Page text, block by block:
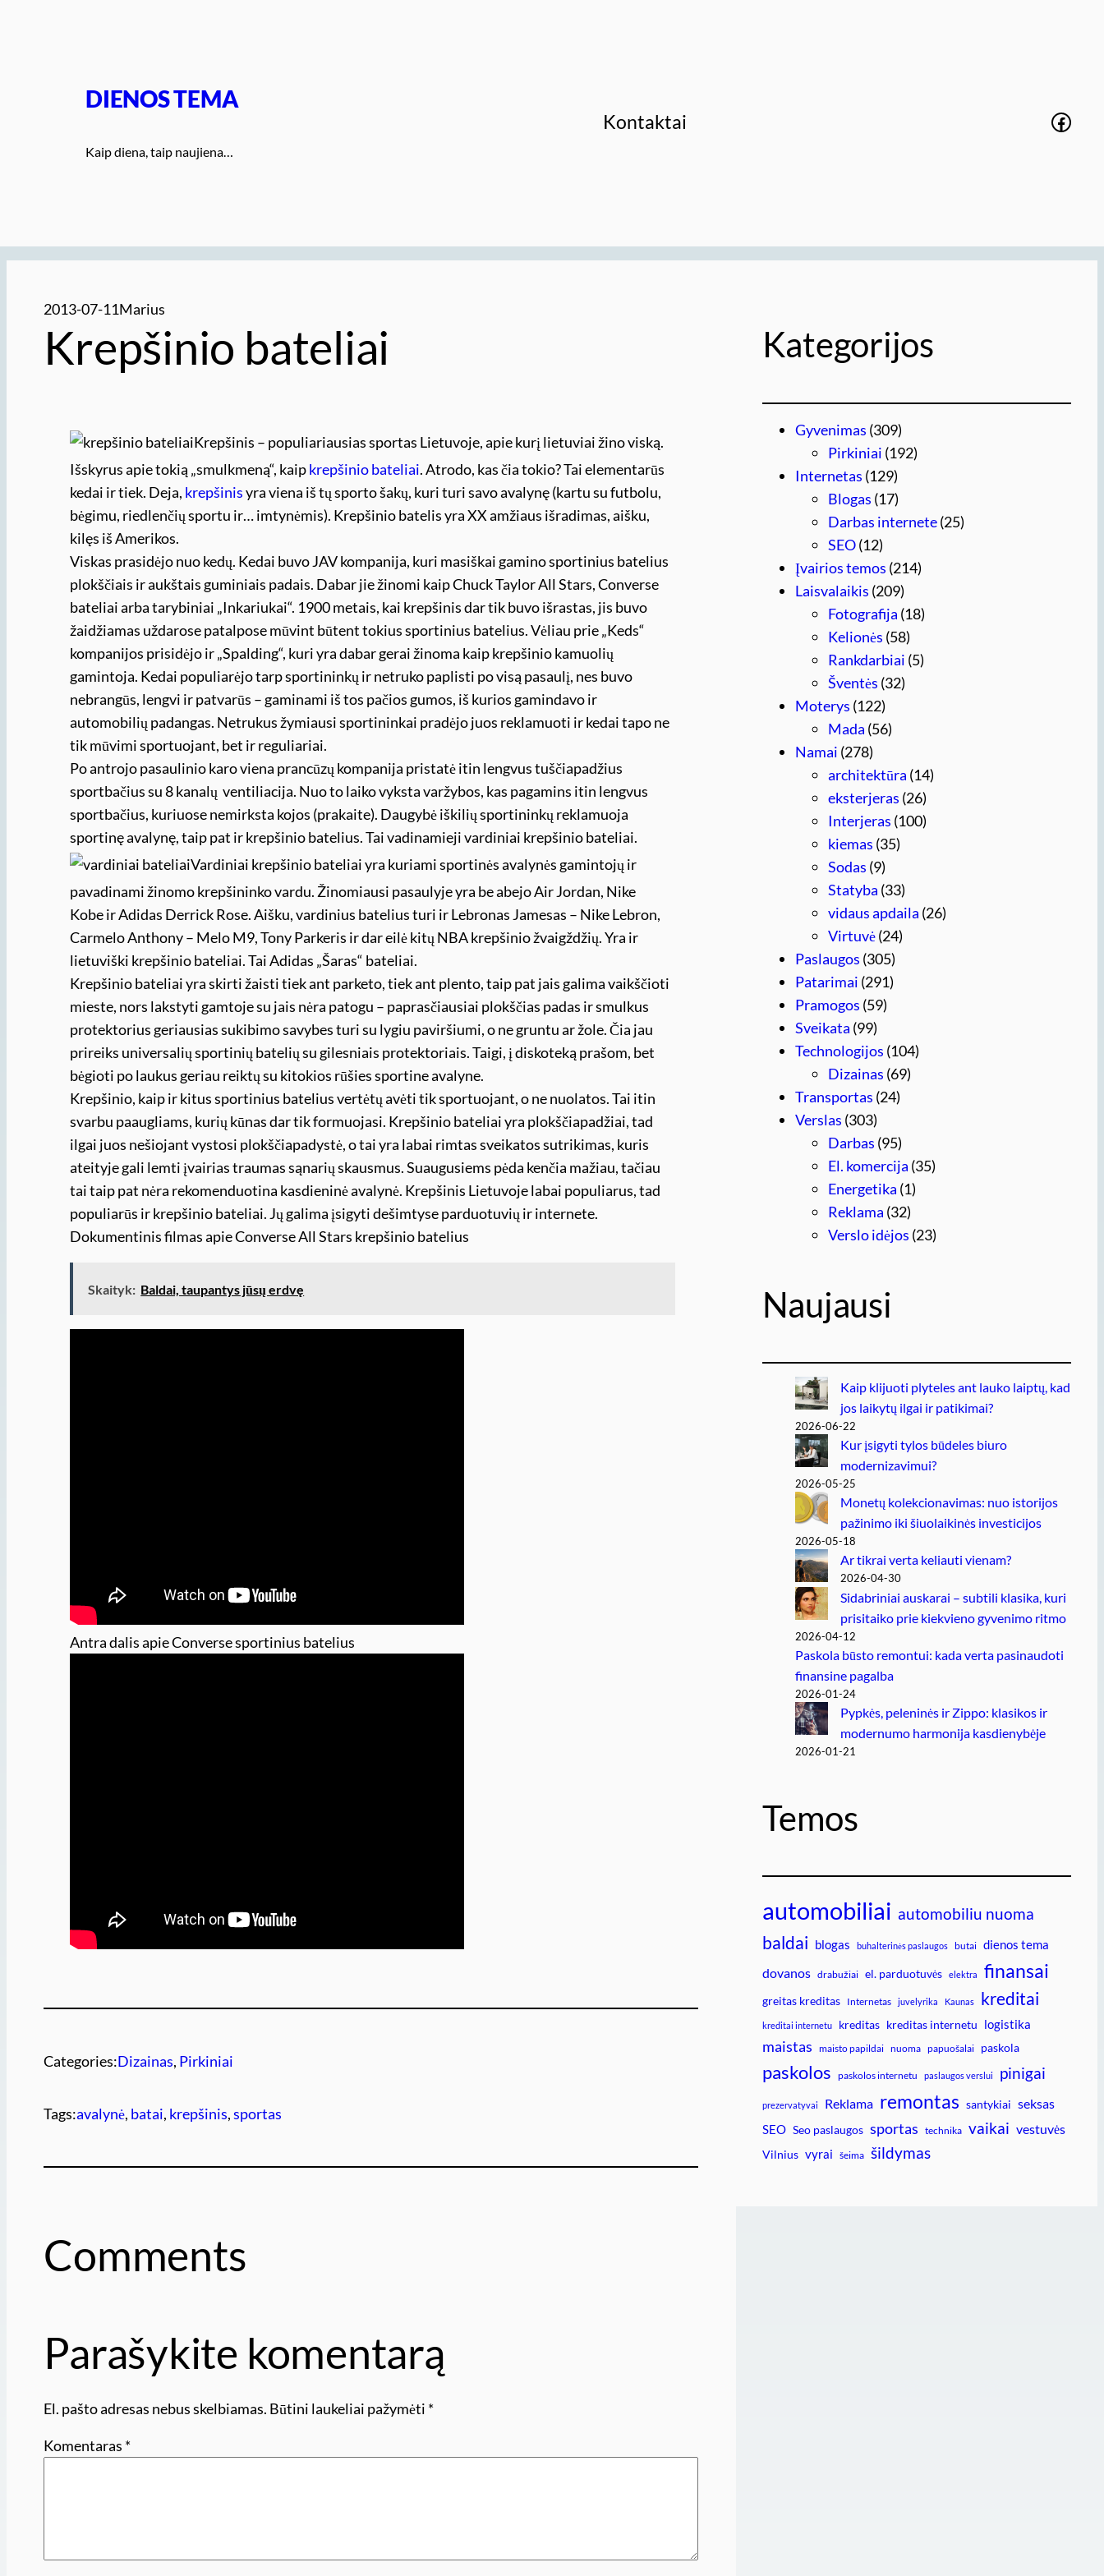
DIENOS TEMA
Kaip diena, taip naujiena…
Kontaktai
2013-07-11Marius
Krepšinio bateliai
Krepšinis – populiariausias sportas Lietuvoje, apie kurį lietuviai žino viską.
Išskyrus apie tokią „smulkmeną“, kaipkrepšinio bateliai. Atrodo, kas čia tokio? Tai elementarūs
kedai ir tiek. Deja, krepšinisyra viena iš tų sporto šakų, kuri turi savo avalynę (kartu su futbolu,
bėgimu, riedlenčių sportu ir… imtynėmis). Krepšinio batelis yra XX amžiaus išradimas, aišku,
kilęs iš Amerikos.
Viskas prasidėjo nuo kedų. Kedai buvo JAV kompanija, kuri masiškai gamino sportinius batelius
plokščiais ir aukštais guminiais padais. Dabar jie žinomi kaip Chuck Taylor All Stars, Converse
bateliai arba tarybiniai „Inkariukai“. 1900 metais, kai krepšinis dar tik buvo išrastas, jis buvo
žaidžiamas uždarose patalpose mūvint būtent tokius sportinius batelius. Vėliau prie „Keds“
kompanijos prisidėjo ir „Spalding“, kuri yra dabar gerai žinoma kaip krepšinio kamuolių
gamintoja. Kedai populiarėjo tarp sportininkų ir netruko paplisti po visą pasaulį, nes buvo
nebrangūs, lengvi ir patvarūs – gaminami iš tos pačios gumos, iš kurios gamindavo ir
automobilių padangas. Netrukus žymiausi sportininkai pradėjo juos reklamuoti ir kedai tapo ne
tik mūvimi sportuojant, bet ir reguliariai.
Po antrojo pasaulinio karo viena prancūzų kompanija pristatė itin lengvus tuščiapadžius
sportbačius su 8 kanalų ventiliacija. Nuo to laiko vyksta varžybos, kas pagamins itin lengvus
sportbačius, kuriuose nemirksta kojos (prakaite). Daugybė iškilių sportininkų reklamuoja
sportinę avalynę, taip pat ir krepšinio batelius. Tai vadinamieji vardiniai krepšinio bateliai.
Vardiniai krepšinio bateliai yra kuriami sportinės avalynės gamintojų ir
pavadinami žinomo krepšininko vardu. Žinomiausi pasaulyje yra be abejo Air Jordan, Nike
Kobe ir Adidas Derrick Rose. Aišku, vardinius batelius turi ir Lebronas Jamesas – Nike Lebron,
Carmelo Anthony – Melo M9, Tony Parkeris ir dar eilė kitų NBA krepšinio žvaigždžių. Yra ir
lietuviški krepšinio bateliai. Tai Adidas „Šaras“ bateliai.
Krepšinio bateliai yra skirti žaisti tiek ant parketo, tiek ant plento, taip pat jais galima vaikščioti
mieste, nors lakstyti gamtoje su jais nėra patogu – paprasčiausiai plokščias padas ir smulkus
protektorius geriausias sukibimo savybes turi su lygiu paviršiumi, o ne gruntu ar žole. Čia jau
prireiks universalių sportinių batelių su gilesniais protektoriais. Taigi, į diskoteką prašom, bet
bėgioti po laukus geriau reiktų su kitokios rūšies sportine avalyne.
Krepšinio, kaip ir kitus sportinius batelius vertėtų avėti tik sportuojant, o ne nuolatos. Tai itin
svarbu paaugliams, kurių kūnas dar tik formuojasi. Krepšinio bateliai yra plokščiapadžiai, tad
ilgai juos nešiojant vystosi plokščiapadystė, o tai yra labai rimtas sveikatos sutrikimas, kuris
ateityje gali lemti įvairias traumas sąnarių skausmus. Suaugusiems pėda kenčia mažiau, tačiau
tai taip pat nėra rekomenduotina kasdieninė avalynė. Krepšinis Lietuvoje labai populiarus, tad
populiarūs ir krepšinio bateliai. Jų galima įsigyti dešimtyse parduotuvių ir internete.
Dokumentinis filmas apie Converse All Stars krepšinio batelius
Skaityk: Baldai, taupantys jūsų erdvę
Antra dalis apie Converse sportinius batelius
Categories:Dizainas, Pirkiniai
Tags:avalynė, batai, krepšinis, sportas
Comments
Parašykite komentarą
El. pašto adresas nebus skelbiamas. Būtini laukeliai pažymėti *
Komentaras *
Kategorijos
Gyvenimas (309)
Pirkiniai (192)
Internetas (129)
Blogas (17)
Darbas internete(25)
SEO(12)
Įvairios temos (214)
Laisvalaikis (209)
Fotografija (18)
Kelionės (58)
Rankdarbiai (5)
Šventės (32)
Moterys (122)
Mada (56)
Namai (278)
architektūra (14)
eksterjeras (26)
Interjeras (100)
kiemas (35)
Sodas (9)
Statyba (33)
vidaus apdaila (26)
Virtuvė(24)
Paslaugos (305)
Patarimai (291)
Pramogos (59)
Sveikata (99)
Technologijos (104)
Dizainas (69)
Transportas (24)
Verslas (303)
Darbas (95)
El. komercija (35)
Energetika (1)
Reklama (32)
Verslo idėjos (23)
Naujausi
Kaip klijuoti plyteles ant lauko laiptų, kad
jos laikytų ilgai ir patikimai?
2026-06-22
Kur įsigyti tylos būdeles biuro
modernizavimui?
2026-05-25
Monetų kolekcionavimas: nuo istorijos
pažinimo iki šiuolaikinės investicijos
2026-05-18
Ar tikrai verta keliauti vienam?
2026-04-30
Sidabriniai auskarai – subtili klasika, kuri
prisitaiko prie kiekvieno gyvenimo ritmo
2026-04-12
Paskola būsto remontui: kada verta pasinaudoti
finansine pagalba
2026-01-24
Pypkės, peleninės ir Zippo: klasikos ir
modernumo harmonija kasdienybėje
2026-01-21
Temos
automobiliai automobiliu nuoma
baldai blogas buhalterinės paslaugos butai dienos tema
dovanos drabužiai el. parduotuvės elektra finansai
greitas kreditas Internetas juvelyrika Kaunas kreditai
kreditai internetu kreditas kreditas internetu logistika
maistas maisto papildai nuoma papuošalai paskola
paskolos paskolos internetu paslaugos verslui pinigai
prezervatyvai Reklama remontas santykiai seksas
SEO Seo paslaugos sportas technika vaikai vestuvės
Vilnius vyrai šeima šildymas